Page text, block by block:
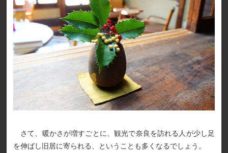
さて、暖かさが増すごとに、観光で奈良を訪れる人が少し足
を伸ばし旧居に寄られる、ということも多くなるでしょう。